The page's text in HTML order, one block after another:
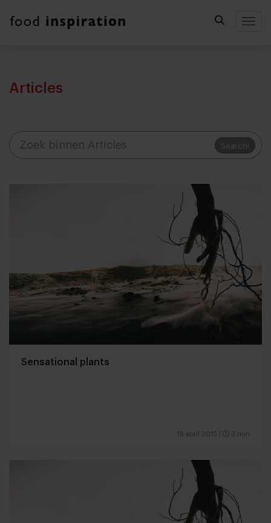
Articles
Search!
Sensational plants
18 april 2015 3 min